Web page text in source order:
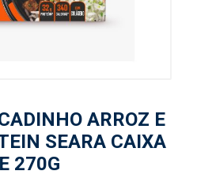
ARROZ E
SEARA CAIXA
270G